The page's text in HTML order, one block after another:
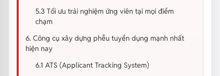
5.3 Tối ưu trải nghiệm ứng viên tại mọi điểm
chạm
6. Công cụ xây dựng phễu tuyển dụng mạnh nhất
hiện nay
6.1 ATS (Applicant Tracking System)